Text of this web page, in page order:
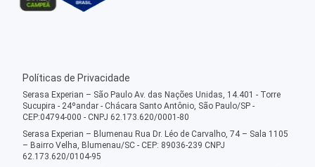
Políticas de Privacidade
Serasa Experian – São Paulo Av. das Nações Unidas, 14.401 - Torre
Sucupira - 24ºandar - Chácara Santo Antônio, São Paulo/SP -
CEP:04794-000 - CNPJ 62.173.620/0001-80
Serasa Experian – Blumenau Rua Dr. Léo de Carvalho, 74 – Sala 1105
– Bairro Velha, Blumenau/SC - CEP: 89036-239 CNPJ
62.173.620/0104-95